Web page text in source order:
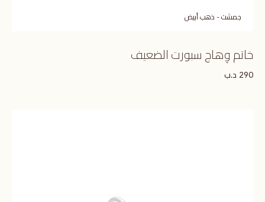
جمشت - ذهب أبيض
خاتم وِهاج سبورت الضعيف
290 د.ب